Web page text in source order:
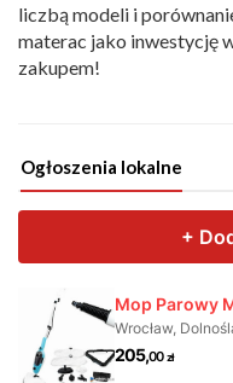
liczbą modeli i
materac jako inwestycję
zakupem!
Ogłoszenia lokalne